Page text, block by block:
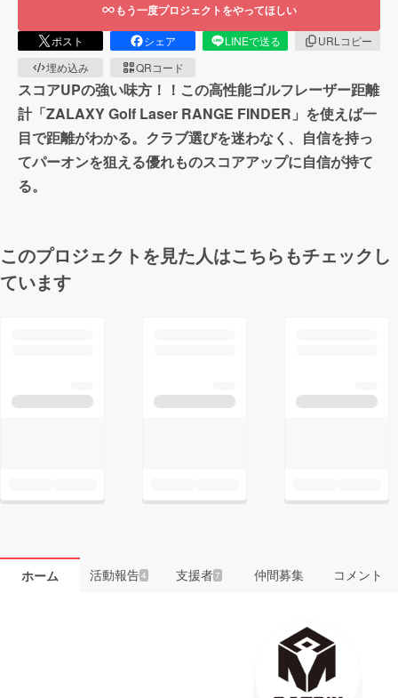
もう一度プロジェクトをやってほしい
ポスト シェア LINEで送る
URLコピー
埋め込み
QRコード
スコアUPの強い味方！！この高性能ゴルフレーザー距離
計「ZALAXY Golf Laser RANGE FINDER」を使えば一
目で距離がわかる。クラブ選びを迷わなく、自信を持っ
てパーオンを狙える優れものスコアアップに自信が持て
る。
このプロジェクトを見た人はこちらもチェックし
ています
ホーム 活動報告4 支援者7 仲間募集 コメント